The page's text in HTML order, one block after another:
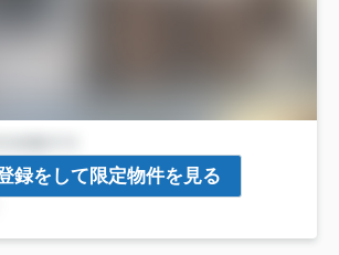
録をして限定物件を見る